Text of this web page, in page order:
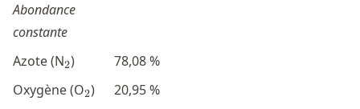
Abondance
constante
Azote (N_2
2)
78,08 %
Oxygène (O_2
2)
20,95 %